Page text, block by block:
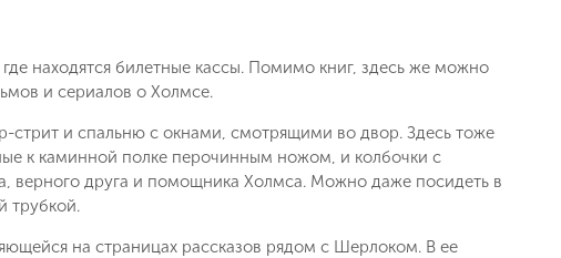
находятся билетные кассы. Помимо книг, здесь же можно
и сериалов о Холмсе.
стрит и спальню с окнами, смотрящими во двор. Здесь тоже
к каминной полке перочинным ножом, и колбочки с
верного друга и помощника Холмса. Можно даже посидеть в
трубкой.
на страницах рассказов рядом с Шерлоком. В ее